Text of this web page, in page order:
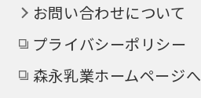
お問い合わせについて
プライバシーポリシー
森永乳業ホームページへ